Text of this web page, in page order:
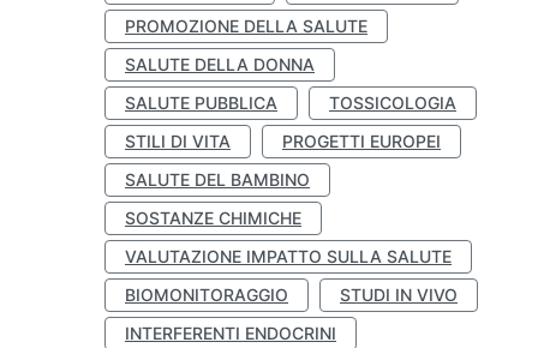
PROMOZIONE DELLA SALUTE
SALUTE DELLA DONNA
SALUTE PUBBLICA
TOSSICOLOGIA
STILI DI VITA
PROGETTI EUROPEI
SALUTE DEL BAMBINO
SOSTANZE CHIMICHE
VALUTAZIONE IMPATTO SULLA SALUTE
BIOMONITORAGGIO
STUDI IN VIVO
INTERFERENTI ENDOCRINI